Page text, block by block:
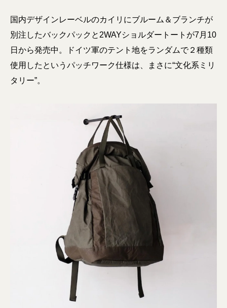
国内デザインレーベルのカイリにブルーム＆ブランチが
別注したバックパックと2WAYショルダートートが7月10
日から発売中。ドイツ軍のテント地をランダムで２種類
使用したというパッチワーク仕様は、まさに“文化系ミリ
タリー”。